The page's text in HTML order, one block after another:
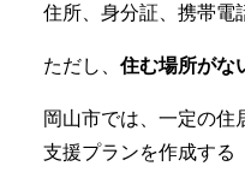
住所、身分証、携帯電
ただし、 住む場所がな
岡山市では、一定の住
支援プランを作成する